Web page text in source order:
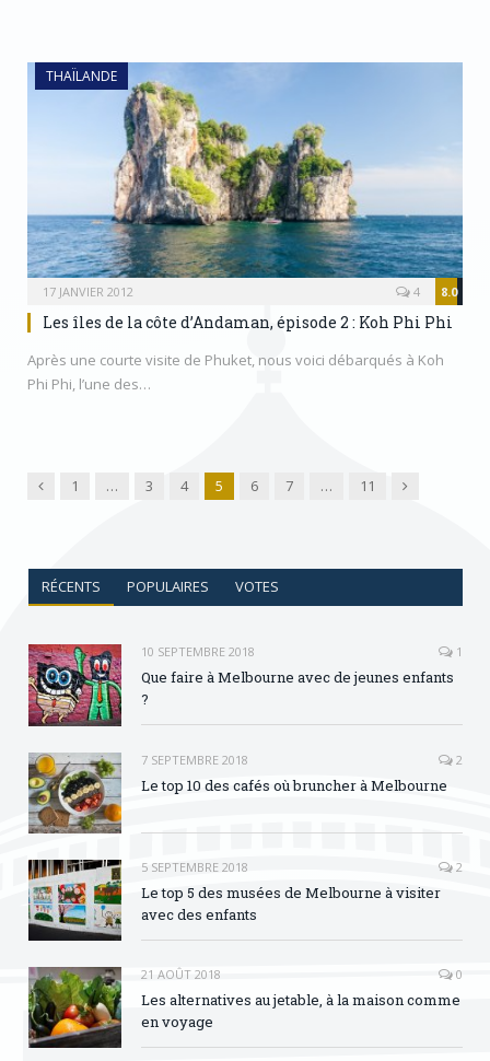
THAÏLANDE
17 JANVIER 2012 8.0
4
Les îles de la côte d’Andaman, épisode 2 : Koh Phi Phi
Après une courte visite de Phuket, nous voici débarqués à Koh
Phi Phi, l’une des…
Précédent
1 … 3 4 5 6 7 … 11 Suivant
RÉCENTS POPULAIRES VOTES
10 SEPTEMBRE 2018 1
Que faire à Melbourne avec de jeunes enfants
?
7 SEPTEMBRE 2018 2
Le top 10 des cafés où bruncher à Melbourne
5 SEPTEMBRE 2018 2
Le top 5 des musées de Melbourne à visiter
avec des enfants
21 AOÛT 2018 0
Les alternatives au jetable, à la maison comme
en voyage